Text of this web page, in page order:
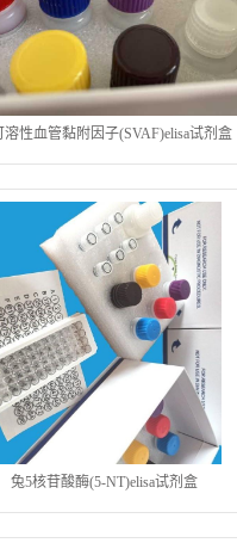
溶性血管黏附因子(SVAF)elisa试剂盒
兔5核苷酸酶(5-NT)elisa试剂盒